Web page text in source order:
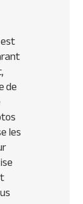
de
les